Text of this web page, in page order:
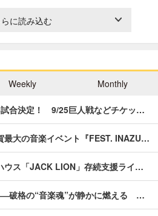
に読み込む
Weekly Monthly
試合決定！ 9/25巨人戦などチケッ…
最大の音楽イベント『FEST. INAZU…
ウス「JACK LION」存続支援ライ…
破格の“音楽魂”が静かに燃える …